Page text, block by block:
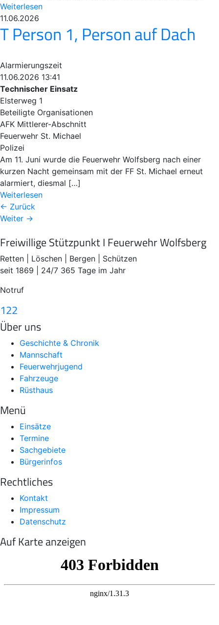
Weiterlesen
11.06.2026
T Person 1, Person auf Dach
Alarmierungszeit
11.06.2026 13:41
Technischer Einsatz
Elsterweg 1
Beteiligte Organisationen
AFK Mittlerer-Abschnitt
Feuerwehr St. Michael
Polizei
Am 11. Juni wurde die Feuerwehr Wolfsberg nach einer
kurzen Nacht gemeinsam mit der FF St. Michael erneut
alarmiert, diesmal […]
Weiterlesen
← Zurück
Weiter →
Freiwillige Stützpunkt I Feuerwehr Wolfsberg
Retten | Löschen | Bergen | Schützen
seit 1869 | 24/7 365 Tage im Jahr
Notruf
122
Über uns
Geschichte & Chronik
Mannschaft
Feuerwehrjugend
Fahrzeuge
Rüsthaus
Menü
Einsätze
Termine
Sachgebiete
Bürgerinfos
Rechtliches
Kontakt
Impressum
Datenschutz
Auf Karte anzeigen